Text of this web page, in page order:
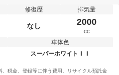
修復歴
なし
排気量
2000
cc
車体色
スーパーホワイトＩＩ
税金、登録等に伴う費用、リサイクル預託金